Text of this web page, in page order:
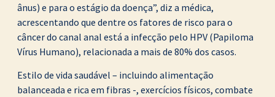
ânus) e para o estágio da doença”, diz a médica,
acrescentando que dentre os fatores de risco para o
câncer do canal anal está a infecção pelo HPV (Papiloma
Vírus Humano), relacionada a mais de 80% dos casos.
Estilo de vida saudável – incluindo alimentação
balanceada e rica em fibras -, exercícios físicos, combate